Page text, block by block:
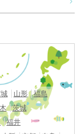
山形
福島
茨城
福井